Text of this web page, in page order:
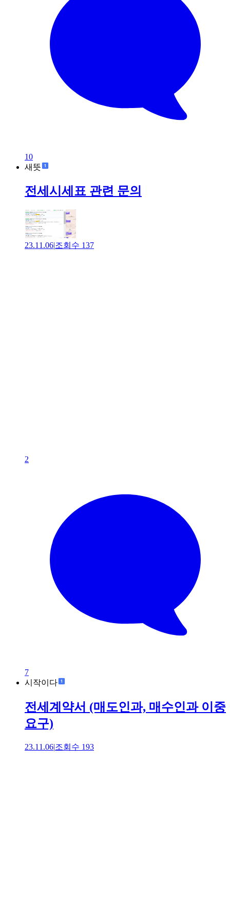
10
새뜻
전세시세표 관련 문의
23.11.06|조회수 137
2
7
시작이다
전세계약서 (매도인과, 매수인과 이중
요구)
23.11.06|조회수 193